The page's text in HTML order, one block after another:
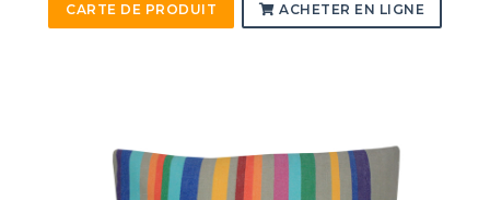
CARTE DE PRODUIT ACHETER EN LIGNE